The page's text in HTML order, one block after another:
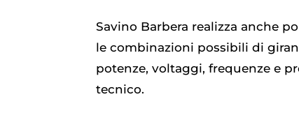
Savino Barbera realizza anche
le combinazioni possibili di
potenze, voltaggi, frequenze e
tecnico.